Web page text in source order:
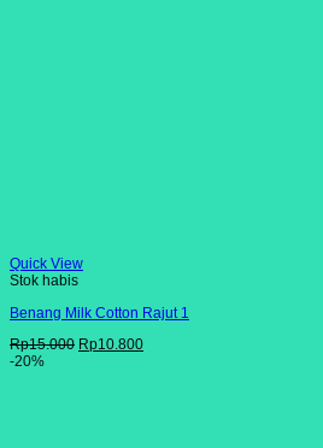
Quick View
Stok habis
Benang Milk Cotton Rajut 1
Rp15.000 Harga
Rp10.800Harga
-20%